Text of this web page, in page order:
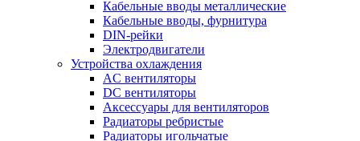
Кабельные вводы металлические
Кабельные вводы, фурнитура
DIN-рейки
Электродвигатели
Устройства охлаждения
AC вентиляторы
DC вентиляторы
Аксессуары для вентиляторов
Радиаторы ребристые
Радиаторы игольчатые